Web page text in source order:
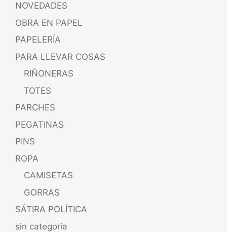
NOVEDADES
OBRA EN PAPEL
PAPELERÍA
PARA LLEVAR COSAS
RIÑONERAS
TOTES
PARCHES
PEGATINAS
PINS
ROPA
CAMISETAS
GORRAS
SÁTIRA POLÍTICA
sin categoria